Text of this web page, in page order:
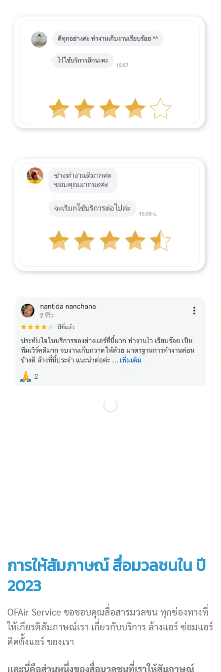
การให้สัมภาษณ์ สื่อมวลชนใน ปี
2023
OFAir Service ขอขอบคุณสื่อสารมวลชน ทุกช่องทางที่
ให้เกียรติสัมภาษณ์เรา เกี่ยวกับบริการ ล้างแอร์ ซ่อมแอร์
ติดตั้งแอร์ ของเรา
และนี่คือส่วนหนึ่งของสื่อมวลชนที่เราให้สัมภาษณ์